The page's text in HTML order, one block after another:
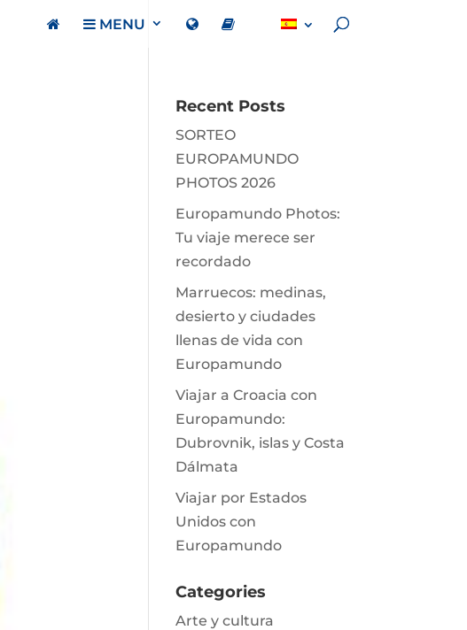
MENU
Recent Posts
SORTEO
EUROPAMUNDO
PHOTOS 2026
Europamundo Photos:
Tu viaje merece ser
recordado
Marruecos: medinas,
desierto y ciudades
llenas de vida con
Europamundo
Viajar a Croacia con
Europamundo:
Dubrovnik, islas y Costa
Dálmata
Viajar por Estados
Unidos con
Europamundo
Categories
Arte y cultura